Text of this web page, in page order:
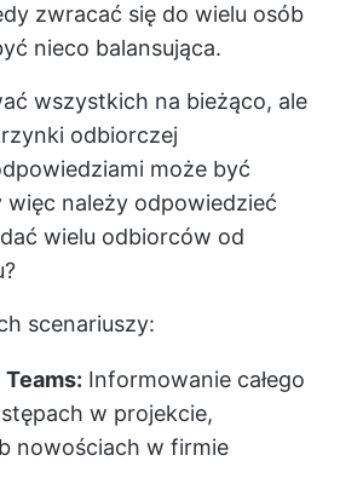
zwracać się do wielu osób
nieco balansująca.
wszystkich na bieżąco, ale
odbiorczej
może być
należy odpowiedzieć
wielu odbiorców od
scenariuszy:
Informowanie całego
w projekcie,
nowościach w firmie